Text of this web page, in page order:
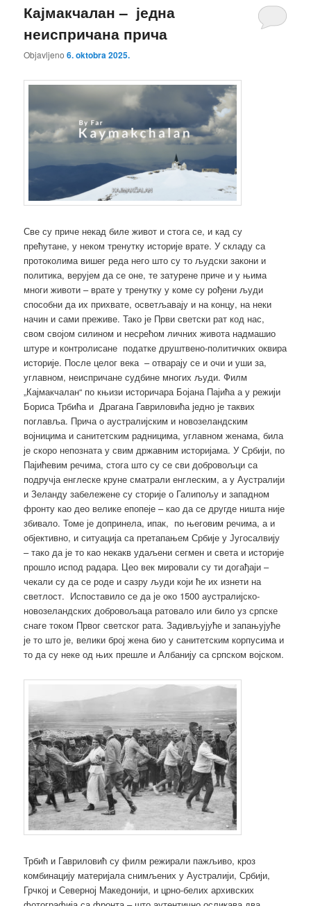
Кајмакчалан – једна
неиспричана прича
Objavljeno6. oktobra 2025.
Све су приче некад биле живот и стога се, и кад су
прећутане, у неком тренутку историје врате. У складу са
протоколима вишег реда него што су то људски закони и
политика, верујем да се оне, те затурене приче и у њима
многи животи – врате у тренутку у коме су рођени људи
способни да их прихвате, осветљавају и на концу, на неки
начин и сами преживе. Тако је Први светски рат код нас,
свом својом силином и несрећом личних живота надмашио
штуре и контролисане податке друштвено-политичких оквира
историје. После целог века – отварају се и очи и уши за,
углавном, неиспричане судбине многих људи. Филм
„Кајмакчалан“ по књизи историчара Бојана Пајића а у режији
Бориса Трбића и Драгана Гавриловића једно је таквих
поглавља. Прича о аустралијским и новозеландским
војницима и санитетским радницима, углавном женама, била
је скоро непозната у свим државним историјама. У Србији, по
Пајићевим речима, стога што су се сви добровољци са
подручја енглеске круне сматрали енглеским, а у Аустралији
и Зеланду забележене су сторије о Галипољу и западном
фронту као део велике епопеје – као да се другде ништа није
збивало. Томе је допринела, ипак, по његовим речима, а и
објективно, и ситуација са претапањем Србије у Југосалвију
– тако да је то као некакв удаљени сегмен и света и историје
прошло испод радара. Цео век мировали су ти догађаји –
чекали су да се роде и сазру људи који ће их изнети на
светлост. Испоставило се да је око 1500 аустралијско-
новозеландских добровољаца ратовало или било уз српске
снаге током Првог светског рата. Задивљујуће и запањујуће
је то што је, велики број жена био у санитетским корпусима и
то да су неке од њих прешле и Албанију са српском војском.
Трбић и Гавриловић су филм режирали пажљиво, кроз
комбинацију материјала снимљених у Аустралији, Србији,
Грчкој и Северној Македонији, и црно-белих архивских